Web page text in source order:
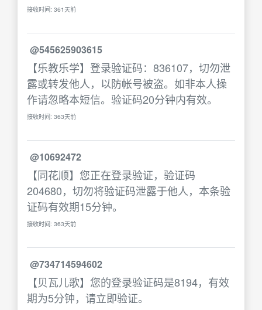
接收时间: 361天前
@545625903615
【乐教乐学】登录验证码：836107，切勿泄
露或转发他人，以防帐号被盗。如非本人操
作请忽略本短信。验证码20分钟内有效。
接收时间: 363天前
@10692472
【同花顺】您正在登录验证，验证码
204680，切勿将验证码泄露于他人，本条验
证码有效期15分钟。
接收时间: 363天前
@734714594602
【贝瓦儿歌】您的登录验证码是8194，有效
期为5分钟，请立即验证。